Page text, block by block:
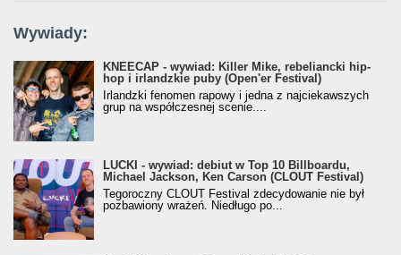
Wywiady:
KNEECAP - wywiad: Killer Mike, rebeliancki hip-
hop i irlandzkie puby (Open'er Festival)
Irlandzki fenomen rapowy i jedna z najciekawszych
grup na współczesnej scenie....
LUCKI - wywiad: debiut w Top 10 Billboardu,
Michael Jackson, Ken Carson (CLOUT Festival)
Tegoroczny CLOUT Festival zdecydowanie nie był
pozbawiony wrażeń. Niedługo po...